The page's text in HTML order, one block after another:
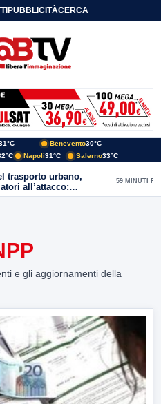
PUBBLICITÀCERCA
Benevento30°C
Napoli31°C Salerno33°C
trasporto urbano,
all’attacco:
bisogno di uno
59 MINUTI FA
e gli aggiornamenti della